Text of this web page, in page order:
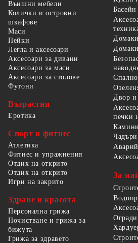
Външни мебели
Колички и островни
шкафове
Маси
Пейки
Легла и аксесоари
Аксесоари за дивани
Аксесоари за маси
Аксесоари за столове
Футони
Възрастни
Еротика
Спорт и фитнес
Атлетика
Фитнес и упражнения
Отдих на открито
Отдих на открито
Игри на закрито
Здраве и красота
Персонална грижа
Почистване и грижа за
бижута
Грижа за здравето
Двор и
печки
Камини
За